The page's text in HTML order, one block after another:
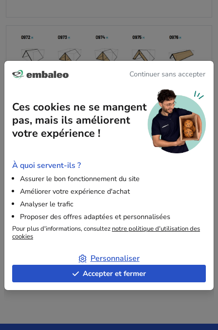
Voir les autres codes FEFCO :
Code 01 : Bobines, feuilles ou plaques commerciales
Code 02 : Caisses à rabats
Code 04 : Enveloppes et plateaux
Code 05 : Boîtes coulissantes
Code 07 : Caisses collées prêtes à l'emploi
Code 08 : Emballage pour la vente au détail et le
commerce électronique
Revenir sur la page :Qu'est-ce que le code FEFCO
Continuer sans accepter
Ces cookies ne se mangent
pas, mais ils améliorent
votre expérience !
À quoi servent-ils ?
Assurer le bon fonctionnement du site
Améliorer votre expérience d'achat
Analyser le trafic
Proposer des offres adaptées et personnalisées
Pour plus d'informations, consultez notre politique d'utilisation des
cookies
Personnaliser
Accepter et fermer